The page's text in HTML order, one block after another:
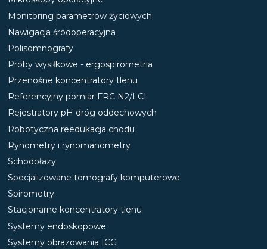
Monitoring parametrów życiowych
Nawigacja śródoperacyjna
Polisomnografy
Próby wysiłkowe - ergospirometria
Przenośne koncentratory tlenu
Referencyjny pomiar FRC N2/LCI
Rejestratory pH dróg oddechowych
Robotyczna reedukacja chodu
Rynometry i rynomanometry
Schodołazy
Specjalizowane tomografy komputerowe
Spirometry
Stacjonarne koncentratory tlenu
Systemy endoskopowe
Systemy obrazowania ICG